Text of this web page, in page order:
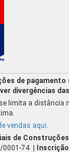
de pagamento
divergências
limita a distância
vendas aqui
de
0001-74 |